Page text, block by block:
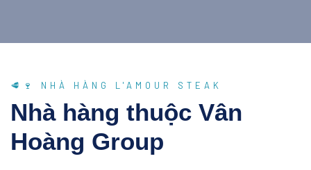
🥩🍷 NHÀ HÀNG L'AMOUR STEAK
Nhà hàng thuộc Vân
Hoàng Group